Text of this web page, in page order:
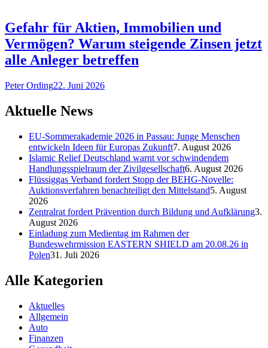
Gefahr für Aktien, Immobilien und
Vermögen? Warum steigende Zinsen jetzt
alle Anleger betreffen
Peter Ording22. Juni 2026
Aktuelle News
EU-Sommerakademie 2026 in Passau: Junge Menschen
entwickeln Ideen für Europas Zukunft7. August 2026
Islamic Relief Deutschland warnt vor schwindendem
Handlungsspielraum der Zivilgesellschaft6. August 2026
Flüssiggas Verband fordert Stopp der BEHG-Novelle:
Auktionsverfahren benachteiligt den Mittelstand5. August
2026
Zentralrat fordert Prävention durch Bildung und Aufklärung3.
August 2026
Einladung zum Medientag im Rahmen der
Bundeswehrmission EASTERN SHIELD am 20.08.26 in
Polen31. Juli 2026
Alle Kategorien
Aktuelles
Allgemein
Auto
Finanzen